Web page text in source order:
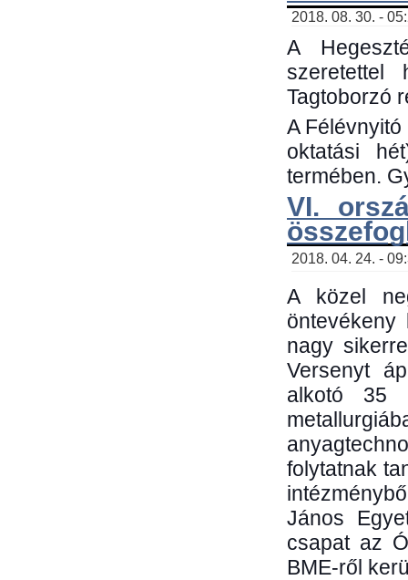
2018. 08. 30. -
A
szeretettel
Tagtoborzó
A
oktatási
termében.
VI.
2018. 04. 24. -
A közel
nagy
Versenyt
alkotó 35
folytatnak
János
csapat az
BME-ről